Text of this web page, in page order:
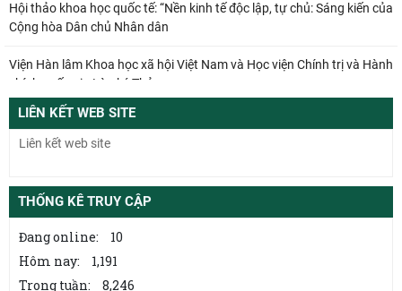
Hội thảo khoa học quốc tế: “Nền kinh tế độc lập, tự chủ: Sáng kiến của
Cộng hòa Dân chủ Nhân dân
Viện Hàn lâm Khoa học xã hội Việt Nam và Học viện Chính trị và Hành
chính quốc gia Lào ký Thỏa
Đổi mới công tác kiểm tra, giám sát tại Chi bộ Viện Nhà nước và Pháp
luật: Gắn siết chặt kỷ cương
phân phối trong nền kinh tế thị trường
Mối quan hệ giữa dân chủ và chủ nghĩa xã hội – quan điểm của
LIÊN KẾT WEB SITE
THỐNG KÊ TRUY CẬP
Đang online:
10
Hôm nay:
1,191
Trong tuần:
8,246